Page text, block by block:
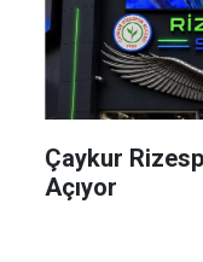
Çaykur
Açıyor